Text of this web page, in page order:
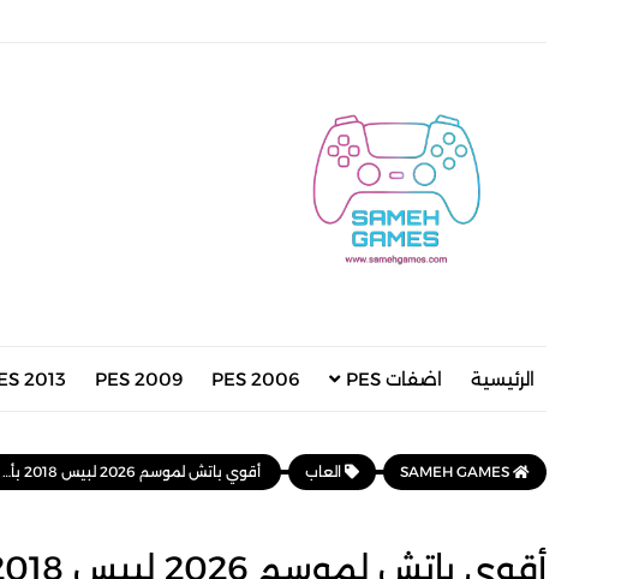
الرئيسية اضفات PES PES 2006
PES 2009
2013
العاب أقوي باتش لموسم 2026 لبيس 2018 بأخر الانتقالات الصيفية | PES 2018 NEXT SEASON PATCH UPDATE 2026 AIO